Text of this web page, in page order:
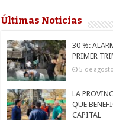
Últimas Noticias
30 %:
PRIMER
5 de
LA
QUE
CAPITAL